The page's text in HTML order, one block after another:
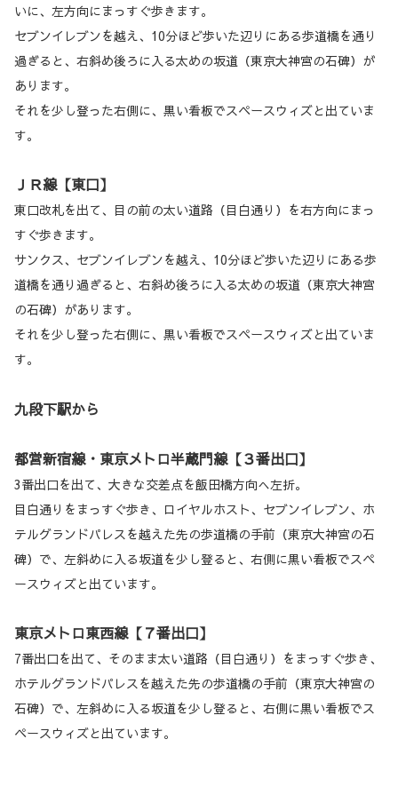
いに、左方向にまっすぐ歩きます。
セブンイレブンを越え、10分ほど歩いた辺りにある歩道橋を通り
過ぎると、右斜め後ろに入る太めの坂道（東京大神宮の石碑）が
あります。
それを少し登った右側に、黒い看板でスペースウィズと出ていま
す。
ＪＲ線【東口】
東口改札を出て、目の前の太い道路（目白通り）を右方向にまっ
すぐ歩きます。
サンクス、セブンイレブンを越え、10分ほど歩いた辺りにある歩
道橋を通り過ぎると、右斜め後ろに入る太めの坂道（東京大神宮
の石碑）があります。
それを少し登った右側に、黒い看板でスペースウィズと出ていま
す。
九段下駅から
都営新宿線・東京メトロ半蔵門線【３番出口】
3番出口を出て、大きな交差点を飯田橋方向へ左折。
目白通りをまっすぐ歩き、ロイヤルホスト、セブンイレブン、ホ
テルグランドパレスを越えた先の歩道橋の手前（東京大神宮の石
碑）で、左斜めに入る坂道を少し登ると、右側に黒い看板でスペ
ースウィズと出ています。
東京メトロ東西線【７番出口】
7番出口を出て、そのまま太い道路（目白通り）をまっすぐ歩き、
ホテルグランドパレスを越えた先の歩道橋の手前（東京大神宮の
石碑）で、左斜めに入る坂道を少し登ると、右側に黒い看板でス
ペースウィズと出ています。